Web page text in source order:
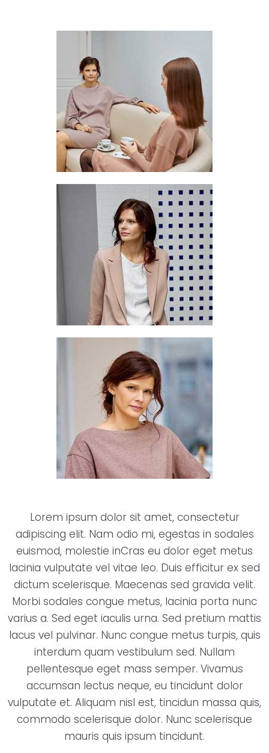
Lorem ipsum dolor sit amet, consectetur
adipiscing elit. Nam odio mi, egestas in sodales
euismod, molestie inCras eu dolor eget metus
lacinia vulputate vel vitae leo. Duis efficitur ex sed
dictum scelerisque. Maecenas sed gravida velit.
Morbi sodales congue metus, lacinia porta nunc
varius a. Sed eget iaculis urna. Sed pretium mattis
lacus vel pulvinar. Nunc congue metus turpis, quis
interdum quam vestibulum sed. Nullam
pellentesque eget mass semper. Vivamus
accumsan lectus neque, eu tincidunt dolor
vulputate et. Aliquam nisl est, tincidun massa quis,
commodo scelerisque dolor. Nunc scelerisque
mauris quis ipsum tincidunt.